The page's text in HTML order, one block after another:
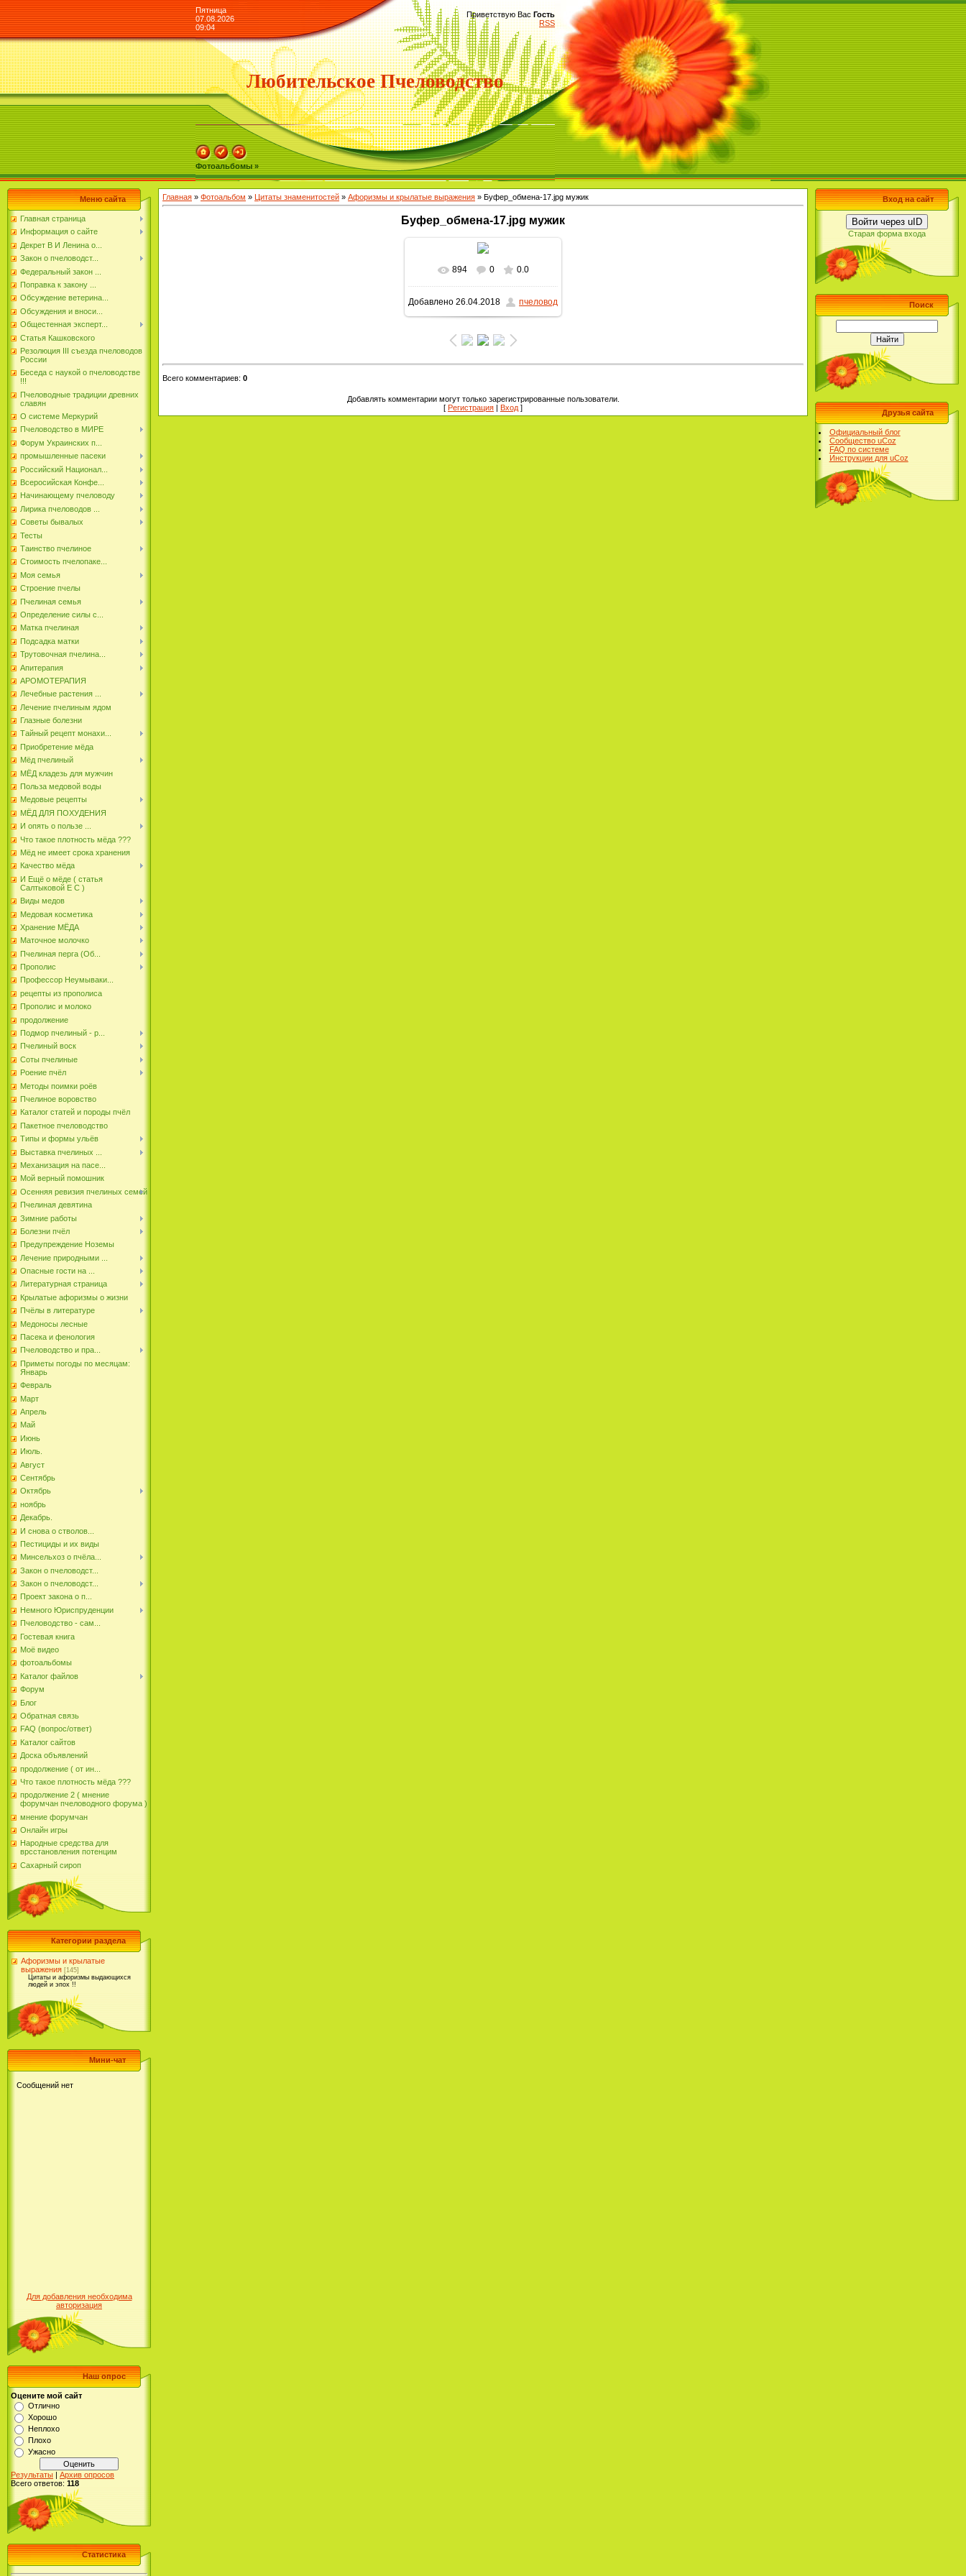
Пятница
07.08.2026
09:04
Приветствую Вас Гость
RSS
Любительское Пчеловодство
Фотоальбомы »
Меню сайта
Главная страница
Информация о сайте
Декрет В И Ленина о...
Закон о пчеловодст...
Федеральный закон ...
Поправка к закону ...
Обсуждение ветерина...
Обсуждения и вноси...
Общестенная эксперт...
Статья Кашковского
Резолюция III съезда пчеловодов
России
Беседа с наукой о пчеловодстве
!!!
Пчеловодные традиции древних
славян
О системе Меркурий
Пчеловодство в МИРЕ
Форум Украинских п...
промышленные пасеки
Российский Национал...
Всеросийская Конфе...
Начинающему пчеловоду
Лирика пчеловодов ...
Советы бывалых
Тесты
Таинство пчелиное
Стоимость пчелопаке...
Моя семья
Строение пчелы
Пчелиная семья
Определение силы с...
Матка пчелиная
Подсадка матки
Трутовочная пчелина...
Апитерапия
АРОМОТЕРАПИЯ
Лечебные растения ...
Лечение пчелиным ядом
Глазные болезни
Тайный рецепт монахи...
Приобретение мёда
Мёд пчелиный
МЁД кладезь для мужчин
Польза медовой воды
Медовые рецепты
МЁД ДЛЯ ПОХУДЕНИЯ
И опять о пользе ...
Что такое плотность мёда ???
Мёд не имеет срока хранения
Качество мёда
И Ещё о мёде ( статья
Салтыковой Е С )
Виды медов
Медовая косметика
Хранение МЁДА
Маточное молочко
Пчелиная перга (Об...
Прополис
Профессор Неумываки...
рецепты из прополиса
Прополис и молоко
продолжение
Подмор пчелиный - р...
Пчелиный воск
Соты пчелиные
Роение пчёл
Методы поимки роёв
Пчелиное воровство
Каталог статей и породы пчёл
Пакетное пчеловодство
Типы и формы ульёв
Выставка пчелиных ...
Механизация на пасе...
Мой верный помошник
Осенняя ревизия пчелиных семей
Пчелиная девятина
Зимние работы
Болезни пчёл
Предупреждение Ноземы
Лечение природными ...
Опасные гости на ...
Литературная страница
Крылатые афоризмы о жизни
Пчёлы в литературе
Медоносы лесные
Пасека и фенология
Пчеловодство и пра...
Приметы погоды по месяцам:
Январь
Февраль
Март
Апрель
Май
Июнь
Июль.
Август
Сентябрь
Октябрь
ноябрь
Декабрь.
И снова о стволов...
Пестициды и их виды
Минсельхоз о пчёла...
Закон о пчеловодст...
Закон о пчеловодст...
Проект закона о п...
Немного Юриспруденции
Пчеловодство - сам...
Гостевая книга
Моё видео
фотоальбомы
Каталог файлов
Форум
Блог
Обратная связь
FAQ (вопрос/ответ)
Каталог сайтов
Доска объявлений
продолжение ( от ин...
Что такое плотность мёда ???
продолжение 2 ( мнение
форумчан пчеловодного форума )
мнение форумчан
Онлайн игры
Народные средства для
врсстановления потенцим
Сахарный сироп
Категории раздела
Афоризмы и крылатые
выражения [145]
Цитаты и афоризмы выдающихся
людей и эпох !!
Мини-чат
Для добавления необходима
авторизация
Наш опрос
Оцените мой сайт
Отлично
Хорошо
Неплохо
Плохо
Ужасно
Результаты | Архив опросов
Всего ответов: 118
Статистика
Главная » Фотоальбом » Цитаты знаменитостей » Афоризмы и крылатые выражения » Буфер_обмена-17.jpg мужик
Буфер_обмена-17.jpg мужик
894 0 0.0
Добавлено 26.04.2018 пчеловод
Всего комментариев: 0
Добавлять комментарии могут только зарегистрированные пользователи.
[ Регистрация Вход]
Вход на сайт
Войти через uID
Старая форма входа
Поиск
Друзья сайта
Официальный блог
Сообщество uCoz
FAQ по системе
Инструкции для uCoz